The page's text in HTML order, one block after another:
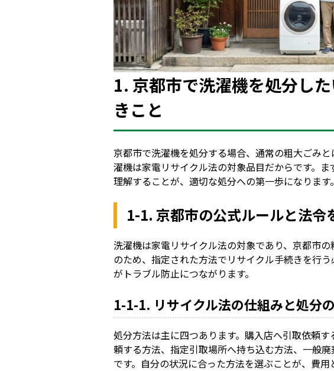
1. 京都市で洗濯機を処分し
きこと
京都市で洗濯機を処分する場合、通常の粗大ごみ
濯機は家電リサイクル法の対象品目だからです。
理解することが、適切な処分への第一歩になります。
1-1. 京都市の公式ルールと法令
洗濯機は家電リサイクル法の対象であり、京都市
のため、指定された方法でリサイクル手続きを行
がトラブル防止につながります。
1-1-1. リサイクル法の仕組みと処分
処分方法は主に四つあります。購入店へ引取依頼
頼する方法、指定引取場所へ持ち込む方法、一般
です。自分の状況に合った方法を選ぶことが、費用